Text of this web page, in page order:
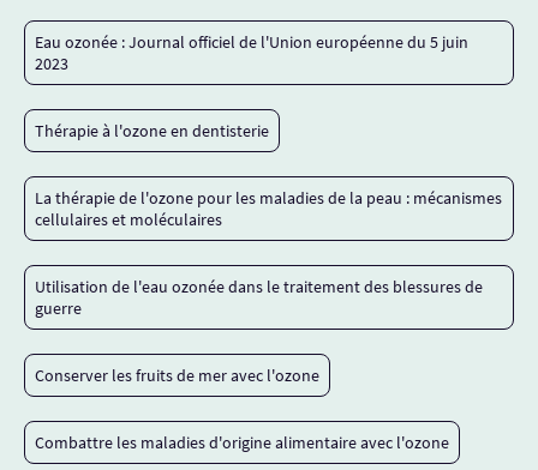
Eau ozonée : Journal officiel de l'Union européenne du 5 juin
2023
Thérapie à l'ozone en dentisterie
La thérapie de l'ozone pour les maladies de la peau : mécanismes
cellulaires et moléculaires
Utilisation de l'eau ozonée dans le traitement des blessures de
guerre
Conserver les fruits de mer avec l'ozone
Combattre les maladies d'origine alimentaire avec l'ozone